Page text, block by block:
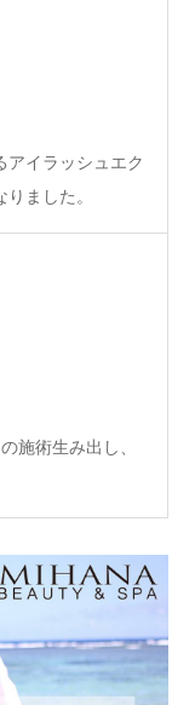
アイラッシュエク
ました。
施術生み出し、